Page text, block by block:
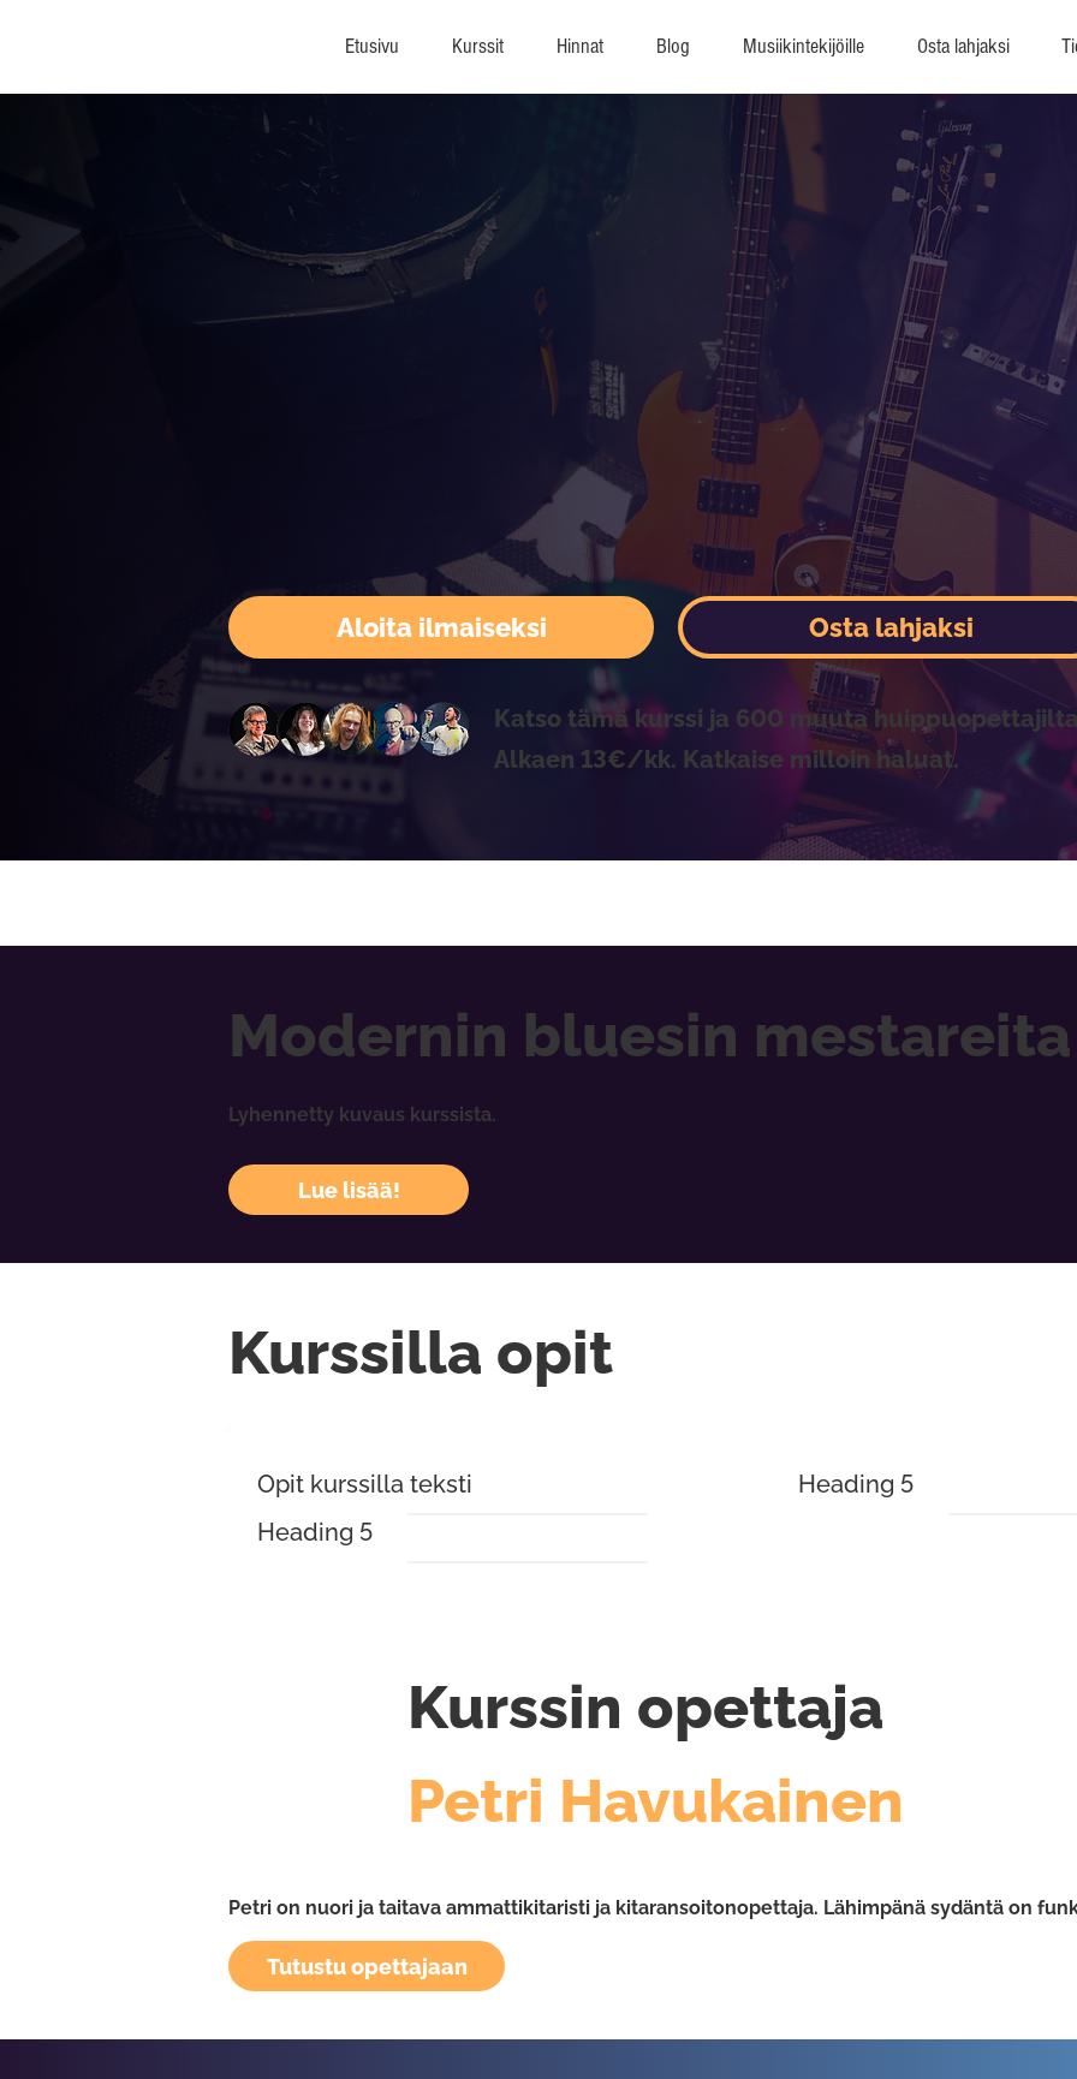
Etusivu Kurssit Hinnat Blog Musiikintekijöille Osta lahjaksi
Aloita ilmaiseksi
Katso tämä kurssi ja 600 muuta
Alkaen 13€/kk. Katkaise milloin haluat.
Osta lahjaksi
Modernin bluesin mestareita
Lyhennetty kuvaus kurssista.
Lue lisää!
Kurssilla opit
Opit kurssilla teksti
Heading 5
Heading 5
Kurssin opettaja
Petri Havukainen
Petri on nuori ja taitava ammattikitaristi ja kitaransoitonopettaja. Lähimpänä sydäntä on
Tutustu opettajaan